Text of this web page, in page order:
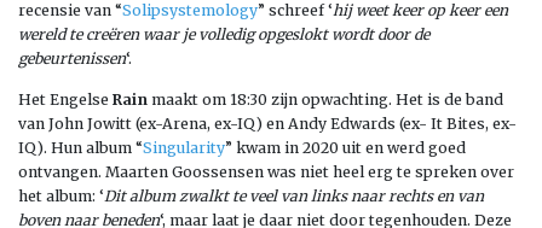
recensie van “Solipsystemology” schreef ‘hij weet keer op keer een
wereld te creëren waar je volledig opgeslokt wordt door de
gebeurtenissen‘.
Het Engelse Rain maakt om 18:30 zijn opwachting. Het is de band
van John Jowitt (ex-Arena, ex-IQ) en Andy Edwards (ex- It Bites, ex-
IQ). Hun album “Singularity” kwam in 2020 uit en werd goed
ontvangen. Maarten Goossensen was niet heel erg te spreken over
het album: ‘Dit album zwalkt te veel van links naar rechts en van
boven naar beneden‘, maar laat je daar niet door tegenhouden. Deze